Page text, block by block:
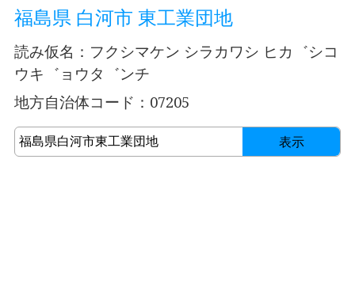
福島県 白河市 東工業団地
読み仮名：フクシマケン シラカワシ ヒカ゛シコ
ウキ゛ョウタ゛ンチ
地方自治体コード：07205
表示